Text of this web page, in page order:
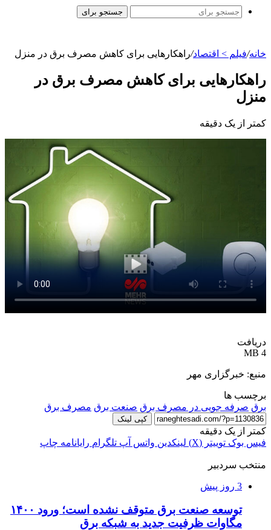
جستجو برای
خانه/فیلم > اقتصاد/راهکارهایی برای کاهش مصرف برق در منزل
راهکارهایی برای کاهش مصرف برق در
منزل
کمتر از یک دقیقه
دریافت
4 MB
منبع: خبرگزاری مهر
برچسب ها
برق صرفه جویی در مصرف برق صنعت برق مصرف برق
کپی لینک
کمتر از یک دقیقه
فیس بوک توییتر (X) لینکدین واتس آپ تلگرام رایانامه چاپ
منتخب سردبیر
3 روز پیش
توسعه صنعت برق متوقف نشده است؛ ورود ۱۴۰۰
مگاوات ظرفیت جدید به شبکه برق